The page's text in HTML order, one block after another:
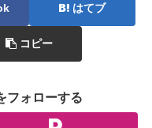
はてブ
コピー
フォローする